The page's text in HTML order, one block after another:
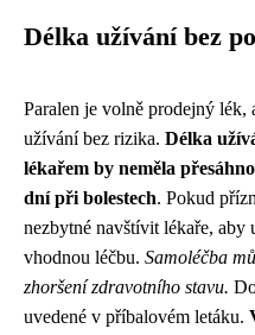
Délka užívání bez
Paralen je volně prodejný lék,
užívání bez rizika. Délka
lékařem by neměla
dní při bolestech. Pokud
nezbytné navštívit lékaře,
vhodnou léčbu. Samoléčba
zhoršení zdravotního stavu.
uvedené v příbalovém letáku.